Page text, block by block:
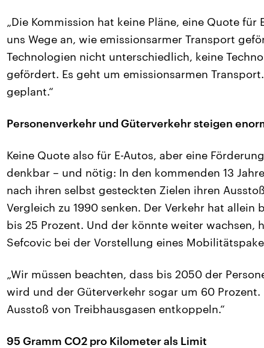
„Die Kommission hat keine Pläne, eine Quote
uns Wege an, wie emissionsarmer Transport
Technologien nicht unterschiedlich, keine
gefördert. Es geht um emissionsarmen
geplant.“
Personenverkehr und Güterverkehr steigen
Keine Quote also für E-Autos, aber eine
denkbar – und nötig: In den kommenden 13
nach ihren selbst gesteckten Zielen ihren
Vergleich zu 1990 senken. Der Verkehr hat allein
bis 25 Prozent. Und der könnte weiter wachsen,
Sefcovic bei der Vorstellung eines
„Wir müssen beachten, dass bis 2050 der
wird und der Güterverkehr sogar um 60
Ausstoß von Treibhausgasen entkoppeln.“
95 Gramm CO2 pro Kilometer als Limit